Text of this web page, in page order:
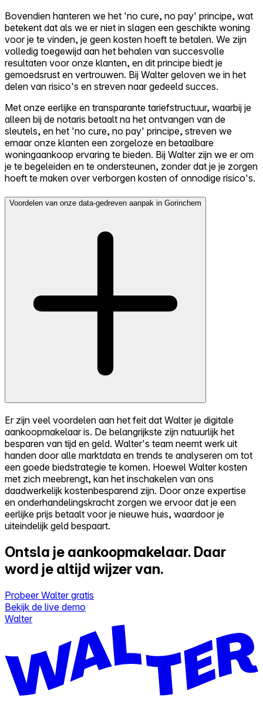
Bovendien hanteren we het 'no cure, no pay' principe, wat
betekent dat als we er niet in slagen een geschikte woning
voor je te vinden, je geen kosten hoeft te betalen. We zijn
volledig toegewijd aan het behalen van succesvolle
resultaten voor onze klanten, en dit principe biedt je
gemoedsrust en vertrouwen. Bij Walter geloven we in het
delen van risico's en streven naar gedeeld succes.
Met onze eerlijke en transparante tariefstructuur, waarbij je
alleen bij de notaris betaalt na het ontvangen van de
sleutels, en het 'no cure, no pay' principe, streven we
ernaar onze klanten een zorgeloze en betaalbare
woningaankoop ervaring te bieden. Bij Walter zijn we er om
je te begeleiden en te ondersteunen, zonder dat je je zorgen
hoeft te maken over verborgen kosten of onnodige risico's.
Voordelen van onze data-gedreven aanpak in Gorinchem
Er zijn veel voordelen aan het feit dat Walter je digitale
aankoopmakelaar is. De belangrijkste zijn natuurlijk het
besparen van tijd en geld. Walter's team neemt werk uit
handen door alle marktdata en trends te analyseren om tot
een goede biedstrategie te komen. Hoewel Walter kosten
met zich meebrengt, kan het inschakelen van ons
daadwerkelijk kostenbesparend zijn. Door onze expertise
en onderhandelingskracht zorgen we ervoor dat je een
eerlijke prijs betaalt voor je nieuwe huis, waardoor je
uiteindelijk geld bespaart.
Ontsla je aankoopmakelaar. Daar
word je altijd wijzer van.
Probeer Walter gratis
Bekijk de live demo
Walter